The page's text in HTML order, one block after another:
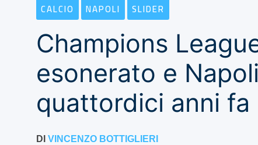
CALCIO NAPOLI SLIDER
Champions
esonerato e
quattordici anni fa
DI VINCENZO BOTTIGLIERI